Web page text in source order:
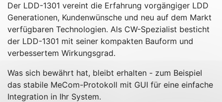
Der LDD-1301 vereint die Erfahrung vorgängiger LDD
Generationen, Kundenwünsche und neu auf dem Markt
verfügbaren Technologien. Als CW-Spezialist besticht
der LDD-1301 mit seiner kompakten Bauform und
verbessertem Wirkungsgrad.
Was sich bewährt hat, bleibt erhalten - zum Beispiel
das stabile MeCom-Protokoll mit GUI für eine einfache
Integration in Ihr System.